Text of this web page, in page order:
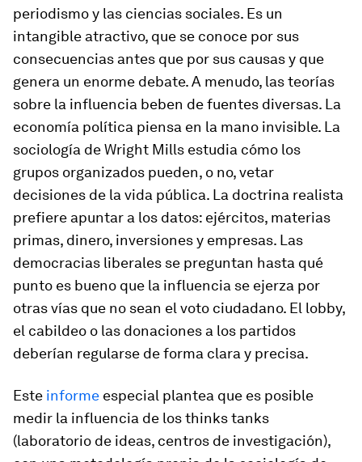
periodismo y las ciencias sociales. Es un
intangible atractivo, que se conoce por sus
consecuencias antes que por sus causas y que
genera un enorme debate. A menudo, las teorías
sobre la influencia beben de fuentes diversas. La
economía política piensa en la mano invisible. La
sociología de Wright Mills estudia cómo los
grupos organizados pueden, o no, vetar
decisiones de la vida pública. La doctrina realista
prefiere apuntar a los datos: ejércitos, materias
primas, dinero, inversiones y empresas. Las
democracias liberales se preguntan hasta qué
punto es bueno que la influencia se ejerza por
otras vías que no sean el voto ciudadano. El lobby,
el cabildeo o las donaciones a los partidos
deberían regularse de forma clara y precisa.
Este informe especial plantea que es posible
medir la influencia de losthinks tanks
(laboratorio de ideas, centros de investigación),